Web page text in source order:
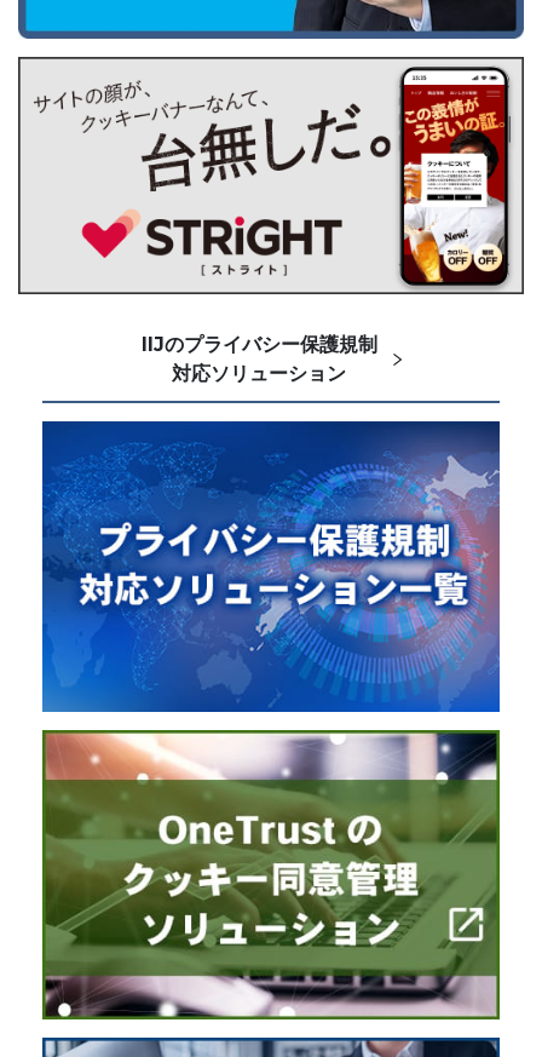
IIJのプライバシー保護規制
対応ソリューション